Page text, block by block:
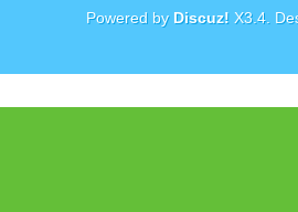
Powered by Discuz! X3.4.